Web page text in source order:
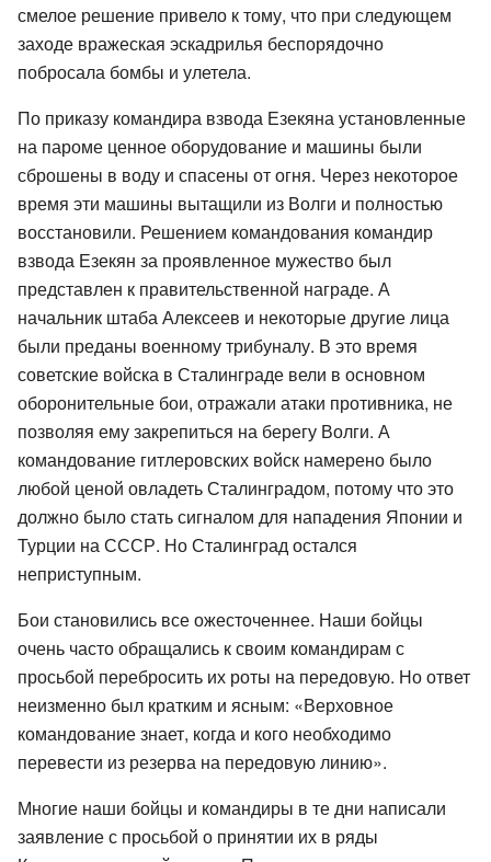
смелое решение привело к тому, что при следующем
заходе вражеская эскадрилья беспорядочно
побросала бомбы и улетела.
По приказу командира взвода Езекяна установленные
на пароме ценное оборудование и машины были
сброшены в воду и спасены от огня. Через некоторое
время эти машины вытащили из Волги и полностью
восстановили. Решением командования командир
взвода Езекян за проявленное мужество был
представлен к правительственной награде. А
начальник штаба Алексеев и некоторые другие лица
были преданы военному трибуналу. В это время
советские войска в Сталинграде вели в основном
оборонительные бои, отражали атаки противника, не
позволяя ему закрепиться на берегу Волги. А
командование гитлеровских войск намерено было
любой ценой овладеть Сталинградом, потому что это
должно было стать сигналом для нападения Японии и
Турции на СССР. Но Сталинград остался
неприступным.
Бои становились все ожесточеннее. Наши бойцы
очень часто обращались к своим командирам с
просьбой перебросить их роты на передовую. Но ответ
неизменно был кратким и ясным: «Верховное
командование знает, когда и кого необходимо
перевести из резерва на передовую линию».
Многие наши бойцы и командиры в те дни написали
заявление с просьбой о принятии их в ряды